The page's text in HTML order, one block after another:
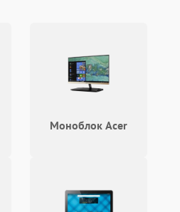
Подробнее →
Моноблок Acer